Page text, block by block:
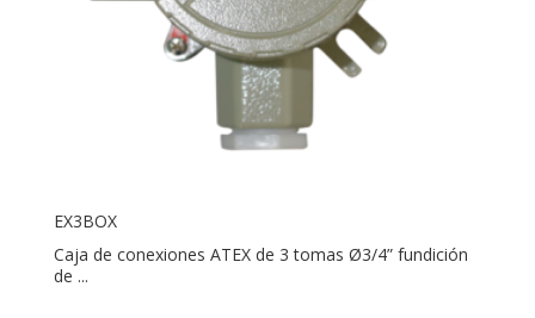
EX3BOX
Caja de conexiones ATEX de 3 tomas Ø3/4” fundición
de ...